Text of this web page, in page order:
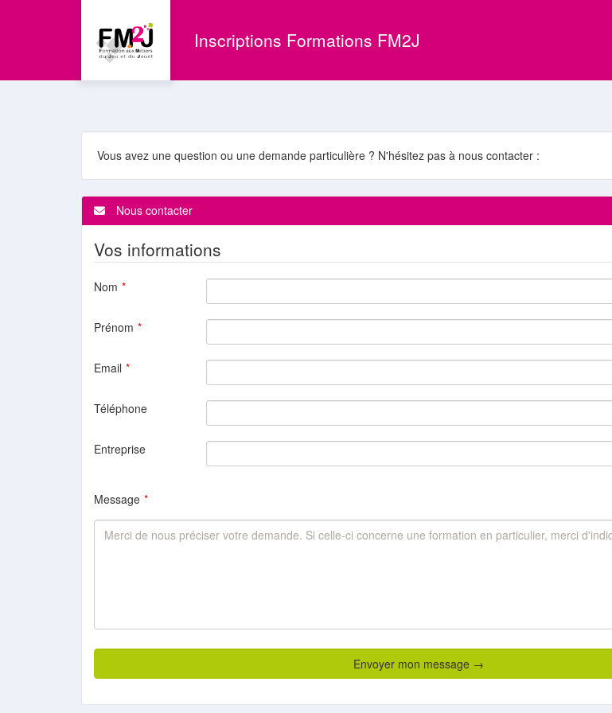
Inscriptions Formations FM2J
Vous avez une question ou une demande particulière ? N'hésitez pas à nous contacter :
Nous contacter
Vos informations
Nom
Prénom
Email
Téléphone
Entreprise
Message